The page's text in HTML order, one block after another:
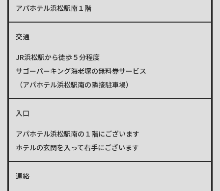
アパホテル浜松駅南１階
交通
JR浜松駅から徒歩５分程度
サゴーパーキング海老塚の無料券サービス
（アパホテル浜松駅南の隣接駐車場）
入口
アパホテル浜松駅南の１階にございます
ホテルの玄関を入って右手にございます
連絡